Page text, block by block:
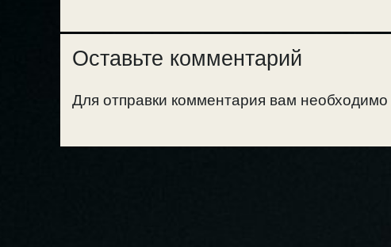
Оставьте комментарий
Для отправки комментария вам необходимо